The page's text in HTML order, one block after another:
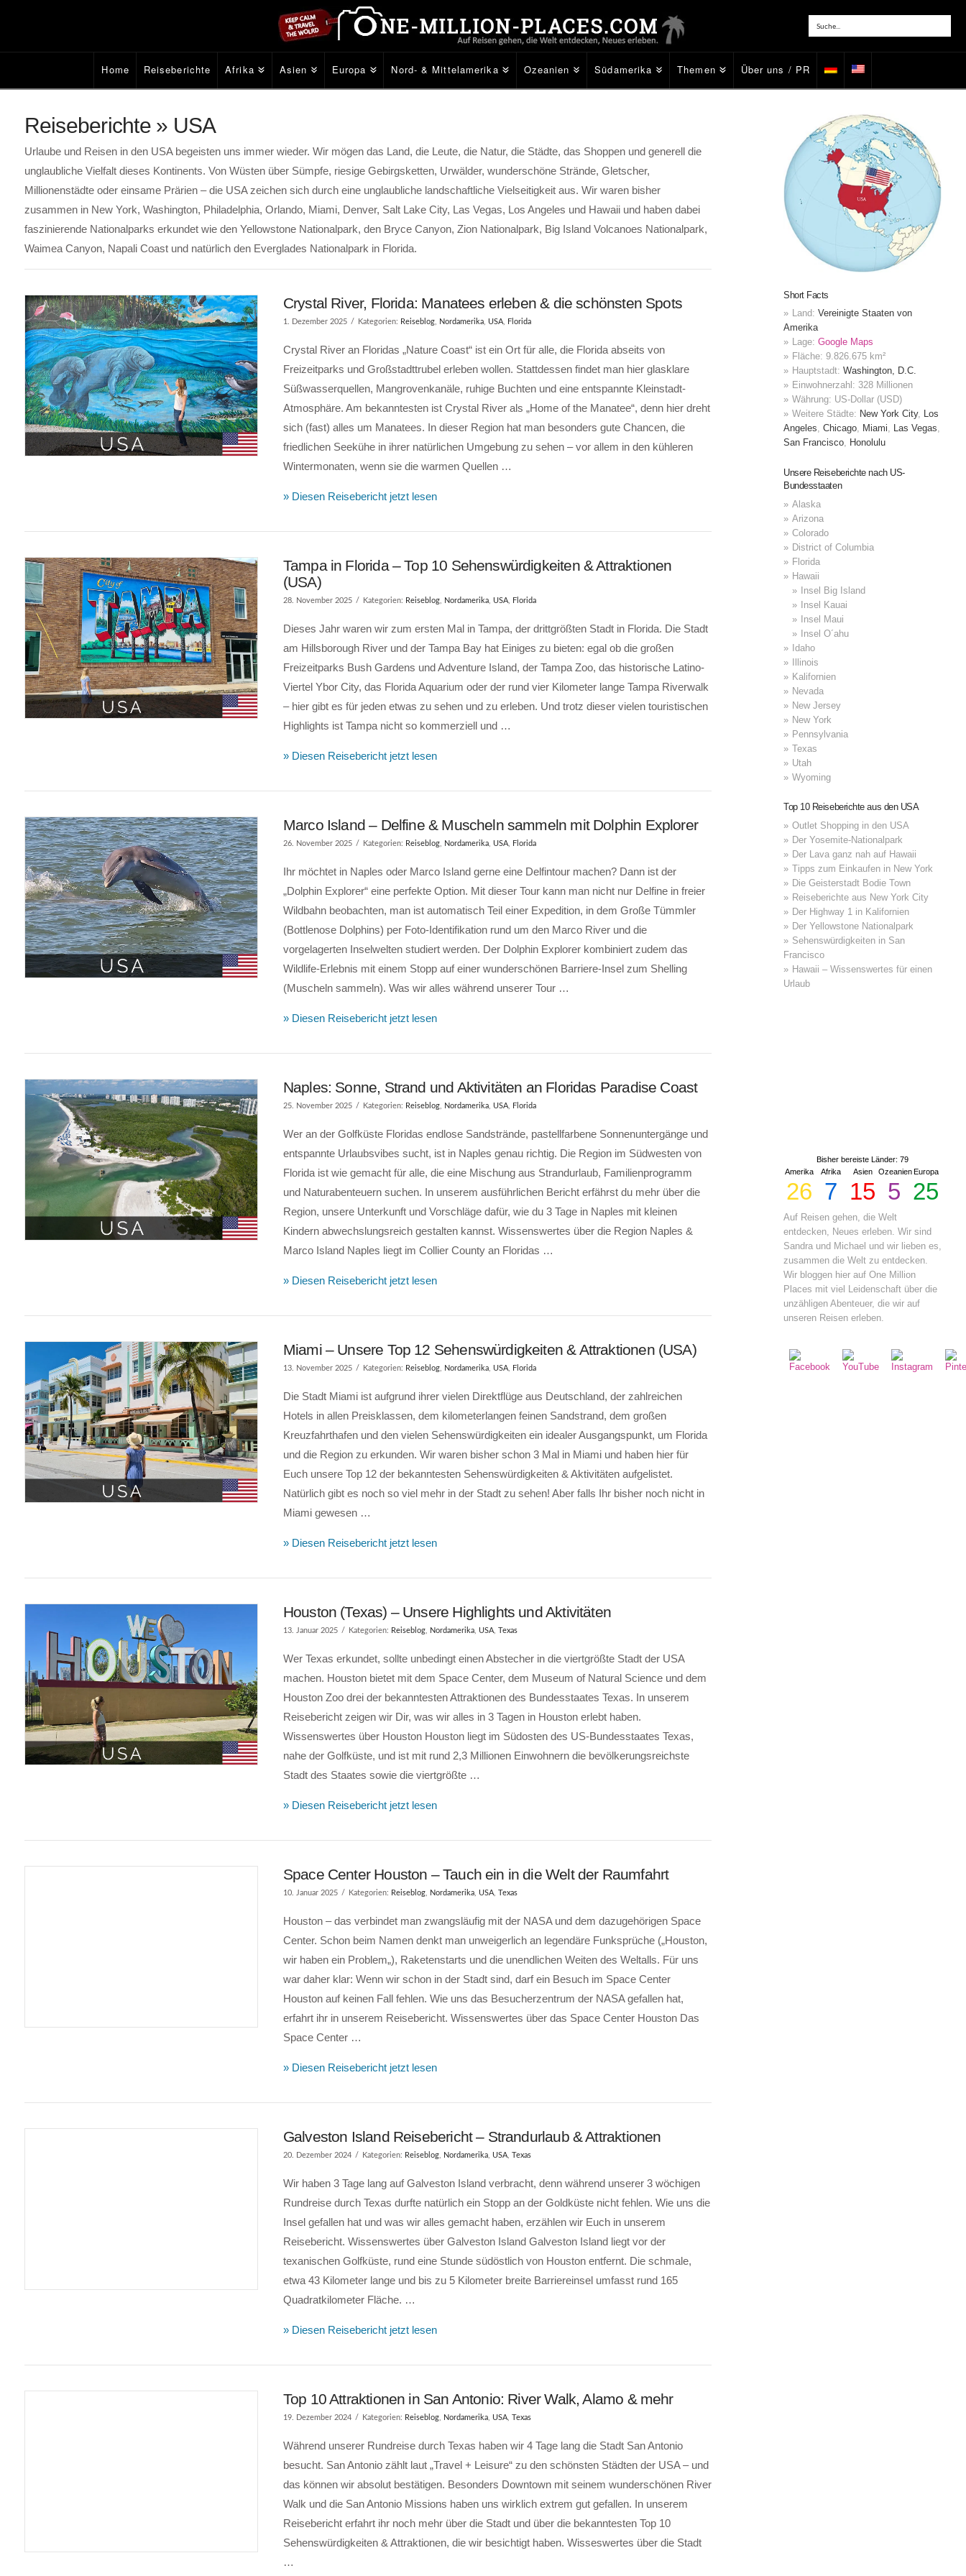
Home Reiseberichte Afrika Asien Europa Nord- & Mittelamerika Ozeanien Südamerika Themen Über uns / PR
Reiseberichte » USA
Urlaube und Reisen in den USA begeisten uns immer wieder. Wir mögen das Land, die Leute, die Natur, die Städte, das Shoppen und generell die
unglaubliche Vielfalt dieses Kontinents. Von Wüsten über Sümpfe, riesige Gebirgsketten, Urwälder, wunderschöne Strände, Gletscher,
Millionenstädte oder einsame Prärien – die USA zeichen sich durch eine unglaubliche landschaftliche Vielseitigkeit aus. Wir waren bisher
zusammen in New York, Washington, Philadelphia, Orlando, Miami, Denver, Salt Lake City, Las Vegas, Los Angeles und Hawaii und haben dabei
faszinierende Nationalparks erkundet wie den Yellowstone Nationalpark, den Bryce Canyon, Zion Nationalpark, Big Island Volcanoes Nationalpark,
Waimea Canyon, Napali Coast und natürlich den Everglades Nationalpark in Florida.
VIEW POST
Crystal River, Florida: Manatees erleben & die schönsten Spots
1. Dezember 2025 Kategorien: Reiseblog, Nordamerika, USA, Florida
Crystal River an Floridas „Nature Coast“ ist ein Ort für alle, die Florida abseits von
Freizeitparks und Großstadttrubel erleben wollen. Stattdessen findet man hier glasklare
Süßwasserquellen, Mangrovenkanäle, ruhige Buchten und eine entspannte Kleinstadt-
Atmosphäre. Am bekanntesten ist Crystal River als „Home of the Manatee“, denn hier dreht
sich (fast) alles um Manatees. In dieser Region hat man besonders gute Chancen, die
friedlichen Seekühe in ihrer natürlichen Umgebung zu sehen – vor allem in den kühleren
Wintermonaten, wenn sie die warmen Quellen …
» Diesen Reisebericht jetzt lesen
VIEW POST
Tampa in Florida – Top 10 Sehenswürdigkeiten & Attraktionen
(USA)
28. November 2025 Kategorien: Reiseblog, Nordamerika, USA, Florida
Dieses Jahr waren wir zum ersten Mal in Tampa, der drittgrößten Stadt in Florida. Die Stadt
am Hillsborough River und der Tampa Bay hat Einiges zu bieten: egal ob die großen
Freizeitparks Bush Gardens und Adventure Island, der Tampa Zoo, das historische Latino-
Viertel Ybor City, das Florida Aquarium oder der rund vier Kilometer lange Tampa Riverwalk
– hier gibt es für jeden etwas zu sehen und zu erleben. Und trotz dieser vielen touristischen
Highlights ist Tampa nicht so kommerziell und …
» Diesen Reisebericht jetzt lesen
VIEW POST
Marco Island – Delfine & Muscheln sammeln mit Dolphin Explorer
26. November 2025 Kategorien: Reiseblog, Nordamerika, USA, Florida
Ihr möchtet in Naples oder Marco Island gerne eine Delfintour machen? Dann ist der
„Dolphin Explorer“ eine perfekte Option. Mit dieser Tour kann man nicht nur Delfine in freier
Wildbahn beobachten, man ist automatisch Teil einer Expedition, in dem Große Tümmler
(Bottlenose Dolphins) per Foto-Identifikation rund um den Marco River und die
vorgelagerten Inselwelten studiert werden. Der Dolphin Explorer kombiniert zudem das
Wildlife-Erlebnis mit einem Stopp auf einer wunderschönen Barriere-Insel zum Shelling
(Muscheln sammeln). Was wir alles während unserer Tour …
» Diesen Reisebericht jetzt lesen
VIEW POST
Naples: Sonne, Strand und Aktivitäten an Floridas Paradise Coast
25. November 2025 Kategorien: Reiseblog, Nordamerika, USA, Florida
Wer an der Golfküste Floridas endlose Sandstrände, pastellfarbene Sonnenuntergänge und
entspannte Urlaubsvibes sucht, ist in Naples genau richtig. Die Region im Südwesten von
Florida ist wie gemacht für alle, die eine Mischung aus Strandurlaub, Familienprogramm
und Naturabenteuern suchen. In unserem ausführlichen Bericht erfährst du mehr über die
Region, unsere Unterkunft und Vorschläge dafür, wie du 3 Tage in Naples mit kleinen
Kindern abwechslungsreich gestalten kannst. Wissenswertes über die Region Naples &
Marco Island Naples liegt im Collier County an Floridas …
» Diesen Reisebericht jetzt lesen
VIEW POST
Miami – Unsere Top 12 Sehenswürdigkeiten & Attraktionen (USA)
13. November 2025 Kategorien: Reiseblog, Nordamerika, USA, Florida
Die Stadt Miami ist aufgrund ihrer vielen Direktflüge aus Deutschland, der zahlreichen
Hotels in allen Preisklassen, dem kilometerlangen feinen Sandstrand, dem großen
Kreuzfahrthafen und den vielen Sehenswürdigkeiten ein idealer Ausgangspunkt, um Florida
und die Region zu erkunden. Wir waren bisher schon 3 Mal in Miami und haben hier für
Euch unsere Top 12 der bekanntesten Sehenswürdigkeiten & Aktivitäten aufgelistet.
Natürlich gibt es noch so viel mehr in der Stadt zu sehen! Aber falls Ihr bisher noch nicht in
Miami gewesen …
» Diesen Reisebericht jetzt lesen
Houston (Texas) – Unsere Highlights und Aktivitäten
13. Januar 2025 Kategorien: Reiseblog, Nordamerika, USA, Texas
Wer Texas erkundet, sollte unbedingt einen Abstecher in die viertgrößte Stadt der USA
machen. Houston bietet mit dem Space Center, dem Museum of Natural Science und dem
Houston Zoo drei der bekanntesten Attraktionen des Bundesstaates Texas. In unserem
Reisebericht zeigen wir Dir, was wir alles in 3 Tagen in Houston erlebt haben.
Wissenswertes über Houston Houston liegt im Südosten des US-Bundesstaates Texas,
nahe der Golfküste, und ist mit rund 2,3 Millionen Einwohnern die bevölkerungsreichste
Stadt des Staates sowie die viertgrößte …
» Diesen Reisebericht jetzt lesen
Space Center Houston – Tauch ein in die Welt der Raumfahrt
10. Januar 2025 Kategorien: Reiseblog, Nordamerika, USA, Texas
Houston – das verbindet man zwangsläufig mit der NASA und dem dazugehörigen Space
Center. Schon beim Namen denkt man unweigerlich an legendäre Funksprüche („Houston,
wir haben ein Problem„), Raketenstarts und die unendlichen Weiten des Weltalls. Für uns
war daher klar: Wenn wir schon in der Stadt sind, darf ein Besuch im Space Center
Houston auf keinen Fall fehlen. Wie uns das Besucherzentrum der NASA gefallen hat,
erfahrt ihr in unserem Reisebericht. Wissenswertes über das Space Center Houston Das
Space Center …
» Diesen Reisebericht jetzt lesen
Galveston Island Reisebericht – Strandurlaub & Attraktionen
20. Dezember 2024 Kategorien: Reiseblog, Nordamerika, USA, Texas
Wir haben 3 Tage lang auf Galveston Island verbracht, denn während unserer 3 wöchigen
Rundreise durch Texas durfte natürlich ein Stopp an der Goldküste nicht fehlen. Wie uns die
Insel gefallen hat und was wir alles gemacht haben, erzählen wir Euch in unserem
Reisebericht. Wissenswertes über Galveston Island Galveston Island liegt vor der
texanischen Golfküste, rund eine Stunde südöstlich von Houston entfernt. Die schmale,
etwa 43 Kilometer lange und bis zu 5 Kilometer breite Barriereinsel umfasst rund 165
Quadratkilometer Fläche. …
» Diesen Reisebericht jetzt lesen
Top 10 Attraktionen in San Antonio: River Walk, Alamo & mehr
19. Dezember 2024 Kategorien: Reiseblog, Nordamerika, USA, Texas
Während unserer Rundreise durch Texas haben wir 4 Tage lang die Stadt San Antonio
besucht. San Antonio zählt laut „Travel + Leisure“ zu den schönsten Städten der USA – und
das können wir absolut bestätigen. Besonders Downtown mit seinem wunderschönen River
Walk und die San Antonio Missions haben uns wirklich extrem gut gefallen. In unserem
Reisebericht erfahrt ihr noch mehr über die Stadt und über die bekanntesten Top 10
Sehenswürdigkeiten & Attraktionen, die wir besichtigt haben. Wisseswertes über die Stadt
…
Short Facts
Land:Vereinigte Staaten von
Amerika
Lage:Google Maps
Fläche: 9.826.675 km²
Hauptstadt:Washington, D.C.
Einwohnerzahl: 328 Millionen
Währung: US-Dollar (USD)
Weitere Städte: New York City, Los
Angeles,Chicago, Miami, Las Vegas,
San Francisco, Honolulu
Unsere Reiseberichte nach US-
Bundesstaaten
Alaska
Arizona
Colorado
District of Columbia
Florida
Hawaii
Insel Big Island
Insel Kauai
Insel Maui
Insel O´ahu
Idaho
Illinois
Kalifornien
Nevada
New Jersey
New York
Pennsylvania
Texas
Utah
Wyoming
Top 10 Reiseberichte aus den USA
Outlet Shopping in den USA
Der Yosemite-Nationalpark
Der Lava ganz nah auf Hawaii
Tipps zum Einkaufen in New York
Die Geisterstadt Bodie Town
Reiseberichte aus New York City
Der Highway 1 in Kalifornien
Der Yellowstone Nationalpark
Sehenswürdigkeiten in San
Francisco
Hawaii – Wissenswertes für einen
Urlaub
Bisher bereiste Länder: 79
Amerika
26
Afrika
7
Asien
15
Ozeanien
5
Europa
25
Auf Reisen gehen, die Welt
entdecken, Neues erleben. Wir sind
Sandra und Michael und wir lieben es,
zusammen die Welt zu entdecken.
Wir bloggen hier auf One Million
Places mit viel Leidenschaft über die
unzähligen Abenteuer, die wir auf
unseren Reisen erleben.